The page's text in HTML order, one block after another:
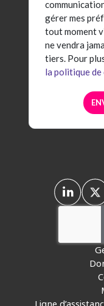
gérer mes
tout moment
ne vendra
tiers. Pour
la politique
Ligne